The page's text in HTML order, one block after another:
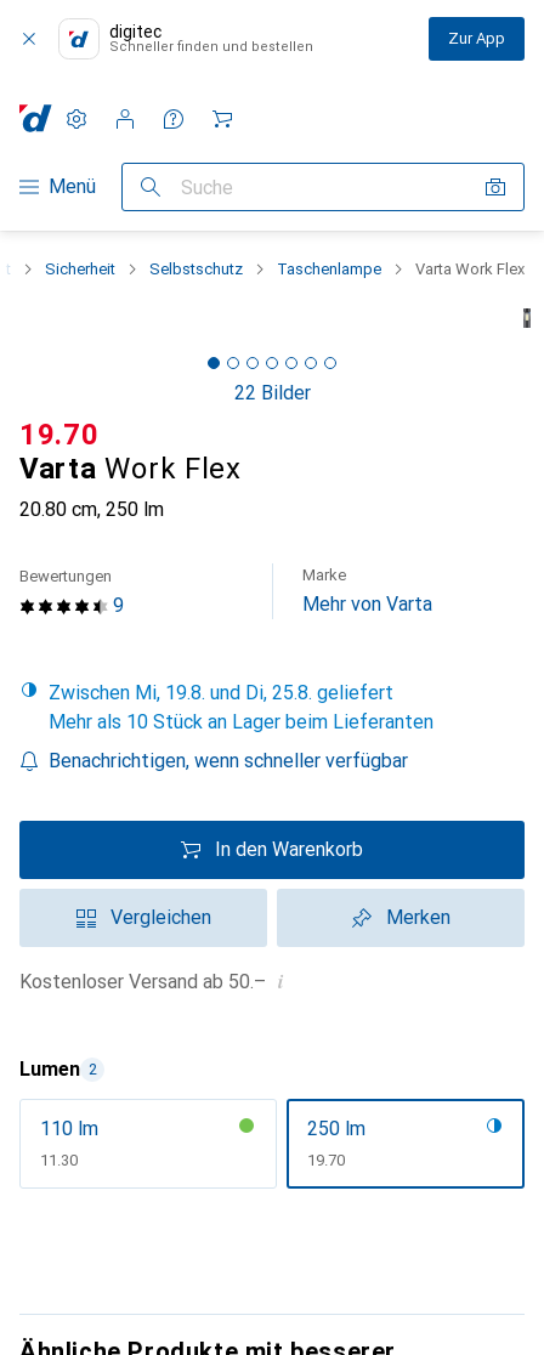
digitec
Schneller finden und bestellen Zur App
Navigation nach Kategorien
Menü Suche
Einstellungen
Kundenkonto
Vergleichslisten
Merklisten
Warenkorb
Sicherheit Selbstschutz Taschenlampe Varta Work Flex
22 Bilder
Varta Work Flex
20.80 cm, 250 lm
CHF
19.70
9
Bewertungen Marke
Mehr von Varta
Zwischen Mi, 19.8. und Di, 25.8. geliefert
Mehr als 10 Stück an Lager beim Lieferanten
Benachrichtigen, wenn schneller verfügbar
In den Warenkorb
Vergleichen Merken
Kostenloser Versand ab 50.– i
Lumen 2
110 lm
CHF
11.30
250 lm
CHF
19.70